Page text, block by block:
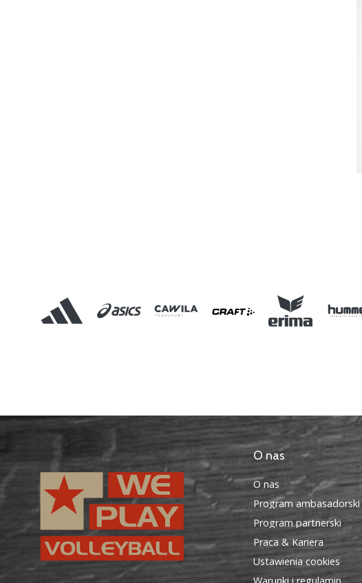
O nas
O nas
Program ambasadorski
Program partnerski
Praca & Kariera
Ustawienia cookies
Warunki i regulamin